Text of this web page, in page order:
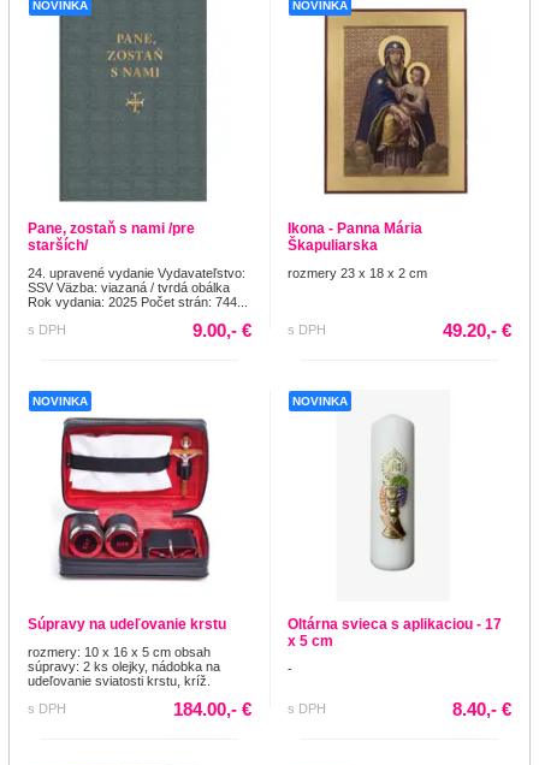
NOVINKA
Pane, zostaň s nami /pre
starších/
24. upravené vydanie Vydavateľstvo:
SSV Väzba: viazaná / tvrdá obálka
Rok vydania: 2025 Počet strán: 744...
s DPH
9.00,- €
NOVINKA
Ikona - Panna Mária
Škapuliarska
rozmery 23 x 18 x 2 cm
s DPH 49.20,- €
NOVINKA
Súpravy na udeľovanie krstu
rozmery: 10 x 16 x 5 cm obsah
súpravy: 2 ks olejky, nádobka na
udeľovanie sviatosti krstu, kríž.
s DPH
184.00,- €
NOVINKA
Oltárna svieca s aplikaciou - 17
x 5 cm
-
s DPH 8.40,- €